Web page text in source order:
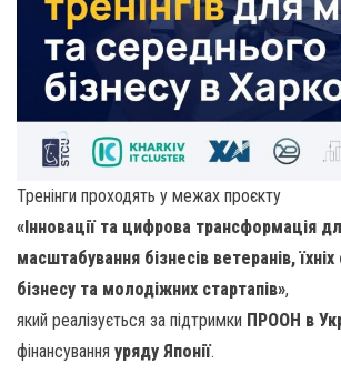
Тренінги проходять у межах проєкту
«Інновації та цифрова трансформація
масштабування бізнесів ветеранів,
бізнесу та молодіжних стартапів»,
який реалізується за підтримки ПРООН в
фінансування уряду Японії.